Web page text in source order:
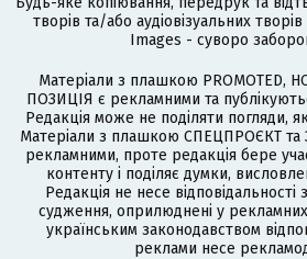
творів та/або аудіовізуальних
Images - суворо
Матеріали з плашкою PROMOTED,
ПОЗИЦІЯ є рекламними та
Редакція може не поділяти погляди,
Матеріали з плашкою СПЕЦПРОЄКТ
рекламними, проте редакція бере
контенту і поділяє думки,
Редакція не несе відповідальності
судження, оприлюднені у рекламних
українським законодавством
реклами несе